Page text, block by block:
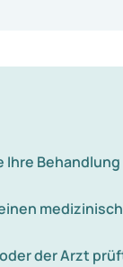
Ihre Behandlung
der Arzt